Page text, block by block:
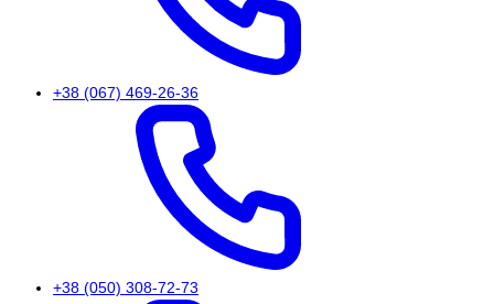
+38 (067) 469-26-36
+38 (050) 308-72-73